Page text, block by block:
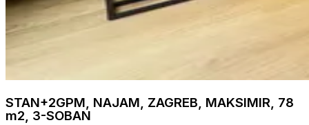
STAN+2GPM, NAJAM, ZAGREB, MAKSIMIR, 78
m2, 3-SOBAN